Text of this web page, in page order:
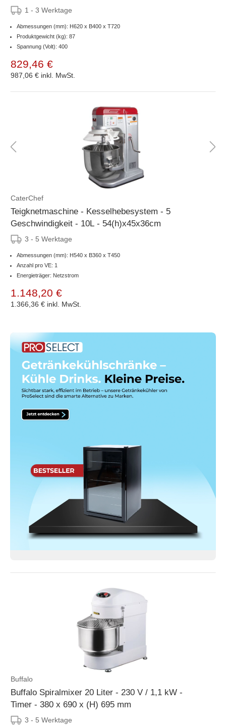
1 - 3 Werktage
Abmessungen (mm): H620 x B400 x T720
Produktgewicht (kg): 87
Spannung (Volt): 400
829,46 €
987,06 € inkl. MwSt.
CaterChef
Teigknetmaschine - Kesselhebesystem - 5
Geschwindigkeit - 10L - 54(h)x45x36cm
3 - 5 Werktage
Abmessungen (mm): H540 x B360 x T450
Anzahl pro VE: 1
Energieträger: Netzstrom
1.148,20 €
1.366,36 € inkl. MwSt.
Buffalo
Buffalo Spiralmixer 20 Liter - 230 V / 1,1 kW -
Timer - 380 x 690 x (H) 695 mm
3 - 5 Werktage